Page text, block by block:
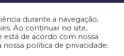
durante a navegação,
Ao continuar no site,
está de acordo com nossa
nossa política de privacidade: